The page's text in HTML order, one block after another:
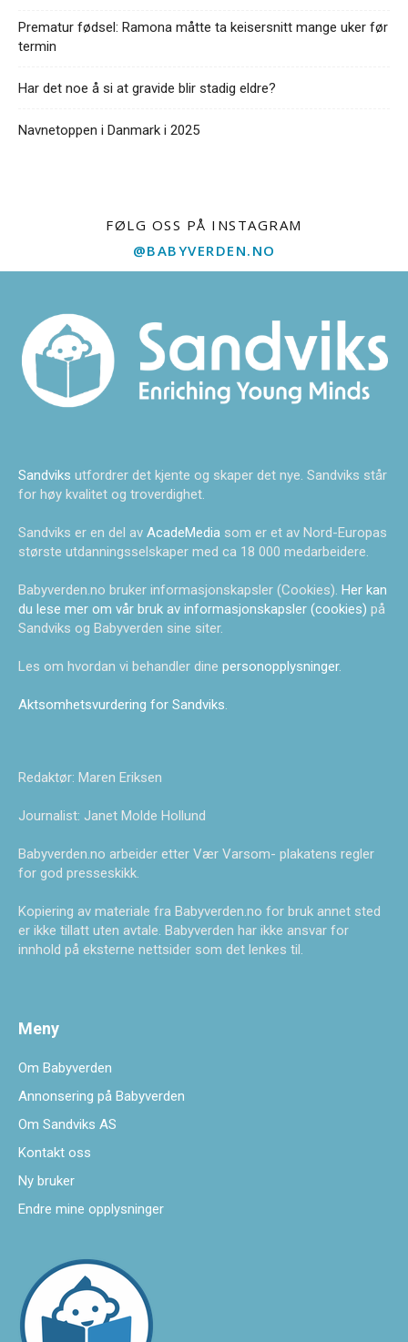
Prematur fødsel: Ramona måtte ta keisersnitt mange uker før
termin
Har det noe å si at gravide blir stadig eldre?
Navnetoppen i Danmark i 2025
FØLG OSS PÅ INSTAGRAM
@BABYVERDEN.NO
Sandviks utfordrer det kjente og skaper det nye. Sandviks står
for høy kvalitet og troverdighet.
Sandviks er en del av AcadeMedia som er et av Nord-Europas
største utdanningsselskaper med ca 18 000 medarbeidere.
Babyverden.no bruker informasjonskapsler (Cookies). Her kan
du lese mer om vår bruk av informasjonskapsler (cookies) på
Sandviks og Babyverden sine siter.
Les om hvordan vi behandler dine personopplysninger.
Aktsomhetsvurdering for Sandviks.
Redaktør: Maren Eriksen
Journalist: Janet Molde Hollund
Babyverden.no arbeider etter Vær Varsom- plakatens regler
for god presseskikk.
Kopiering av materiale fra Babyverden.no for bruk annet sted
er ikke tillatt uten avtale. Babyverden har ikke ansvar for
innhold på eksterne nettsider som det lenkes til.
Meny
Om Babyverden
Annonsering på Babyverden
Om Sandviks AS
Kontakt oss
Ny bruker
Endre mine opplysninger